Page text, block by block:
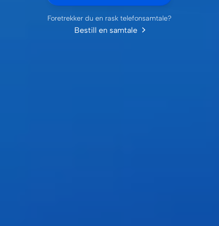
Foretrekker du en rask telefonsamtale?
Bestill en samtale